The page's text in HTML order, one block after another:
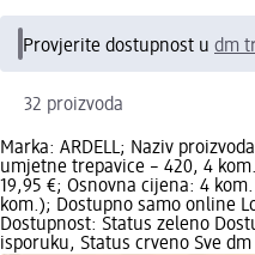
Provjerite dostupnost u dm
32 proizvoda
Marka: ARDELL; Naziv
umjetne trepavice – 420, 4
19,95 €; Osnovna cijena: 4 kom.
kom.); Dostupno samo online
Dostupnost: Status zeleno
isporuku, Status crveno Sve